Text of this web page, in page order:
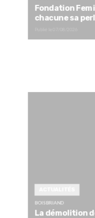
Fondation
chacune sa
BOISBRIAND
La démolition